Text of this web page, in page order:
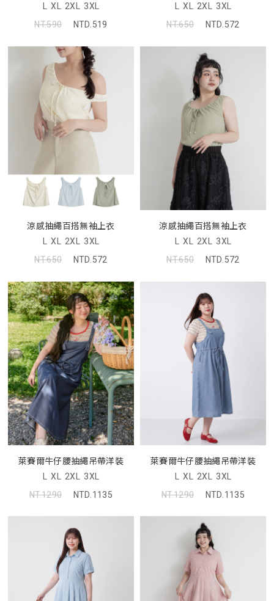
L XL 2XL 3XL
NT.590
NTD.519
L XL 2XL 3XL
NT.650
NTD.572
涼感抽繩百搭無袖上衣
L XL 2XL 3XL
NT.650
NTD.572
涼感抽繩百搭無袖上衣
L XL 2XL 3XL
NT.650
NTD.572
萊賽爾牛仔腰抽繩吊帶洋裝
L XL 2XL 3XL
NT.1290
NTD.1135
萊賽爾牛仔腰抽繩吊帶洋裝
L XL 2XL 3XL
NT.1290
NTD.1135